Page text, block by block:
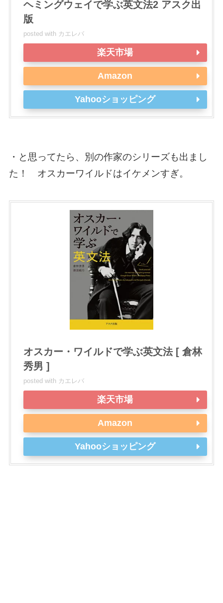
ヘミングウェイで学ぶ英文法2 アスク出
版
posted with カエレバ
楽天市場
Amazon
Yahooショッピング
・と思ってたら、別の作家のシリーズも出まし
た！ オスカーワイルドはイケメンすぎ。
オスカー・ワイルドで学ぶ英文法 [ 倉林
秀男 ]
posted with カエレバ
楽天市場
Amazon
Yahooショッピング